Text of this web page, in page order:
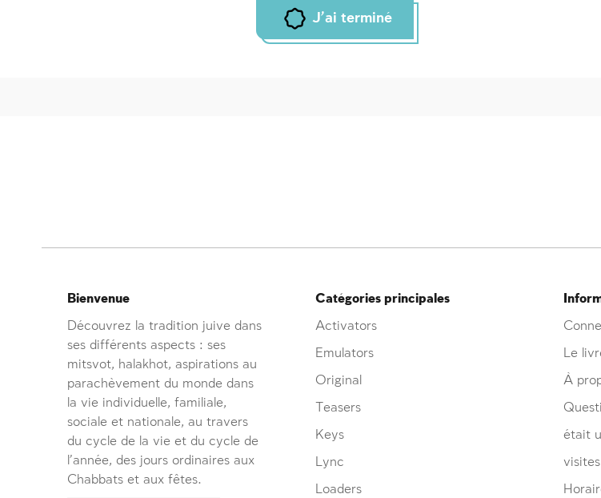
J'ai terminé
Le
À
était
visites
Catégories principales
Activators
Emulators
Original
Teasers
Keys
Lync
Loaders
Bienvenue
Découvrez la tradition juive dans
ses différents aspects : ses
mitsvot, halakhot, aspirations au
parachèvement du monde dans
la vie individuelle, familiale,
sociale et nationale, au travers
du cycle de la vie et du cycle de
l’année, des jours ordinaires aux
Chabbats et aux fêtes.